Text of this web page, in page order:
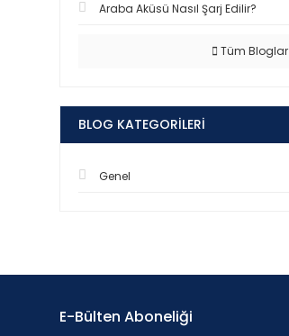
Araba Aküsü Nasıl Şarj Edilir?
Tüm Bloglar
BLOG KATEGORILERI
Genel
E-Bülten Aboneliği